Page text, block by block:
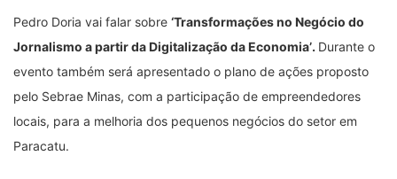
Pedro Doria vai falar sobre ‘Transformações no Negócio do
Jornalismo a partir da Digitalização da Economia’. Durante o
evento também será apresentado o plano de ações proposto
pelo Sebrae Minas, com a participação de empreendedores
locais, para a melhoria dos pequenos negócios do setor em
Paracatu.